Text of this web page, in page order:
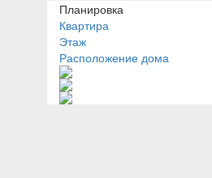
Планировка
Квартира
Этаж
Расположение дома